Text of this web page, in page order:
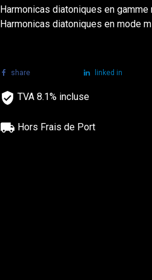
Harmonicas diatoniques en
Harmonicas diatoniques en mode
share linked in
TVA 8.1% incluse
Hors Frais de Port